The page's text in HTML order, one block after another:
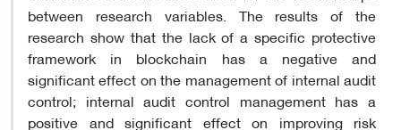
between research variables. The results of the
research show that the lack of a specific protective
framework in blockchain has a negative and
significant effect on the management of internal audit
control; internal audit control management has a
positive and significant effect on improving risk